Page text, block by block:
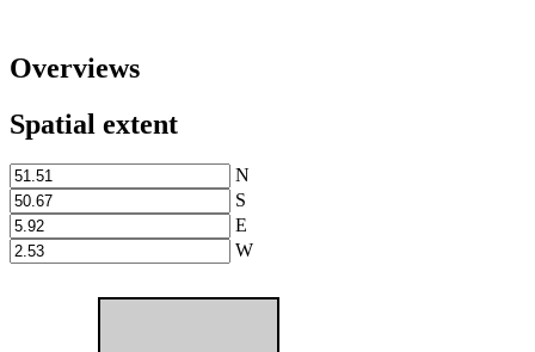
Overviews
Spatial extent
N
S
E
W